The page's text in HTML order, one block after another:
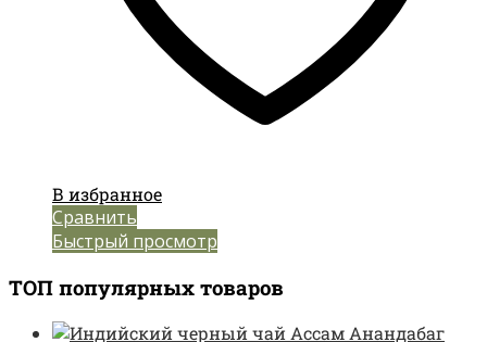
В избранное
Сравнить
Быстрый просмотр
ТОП популярных товаров